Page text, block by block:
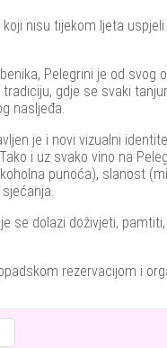
nisu tijekom ljeta
Pelegrini je od svog
gdje se svaki
nasljeđa.
je i novi vizualni
i uz svako vino na
punoća), slanost
se dolazi doživjeti,
rezervacijom i